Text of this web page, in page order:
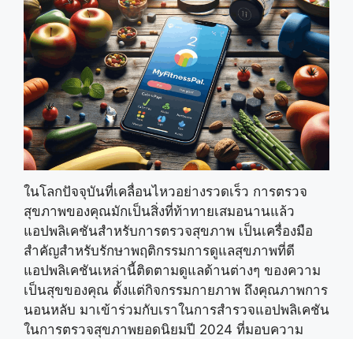
ในโลกปัจจุบันที่เคลื่อนไหวอย่างรวดเร็ว การตรวจ
สุขภาพของคุณมักเป็นสิ่งที่ท้าทายเสมอนานแล้ว
แอปพลิเคชันสำหรับการตรวจสุขภาพ เป็นเครื่องมือ
สำคัญสำหรับรักษาพฤติกรรมการดูแลสุขภาพที่ดี
แอปพลิเคชันเหล่านี้ติดตามดูแลด้านต่างๆ ของความ
เป็นสุขของคุณ ตั้งแต่กิจกรรมกายภาพ ถึงคุณภาพการ
นอนหลับ มาเข้าร่วมกับเราในการสำรวจแอปพลิเคชัน
ในการตรวจสุขภาพยอดนิยมปี 2024 ที่มอบความ